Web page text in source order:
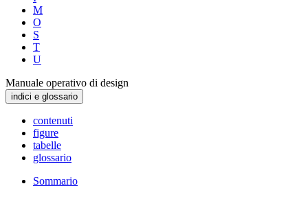
M
O
S
T
U
Manuale operativo di design
indici e glossario
contenuti
figure
tabelle
glossario
Sommario